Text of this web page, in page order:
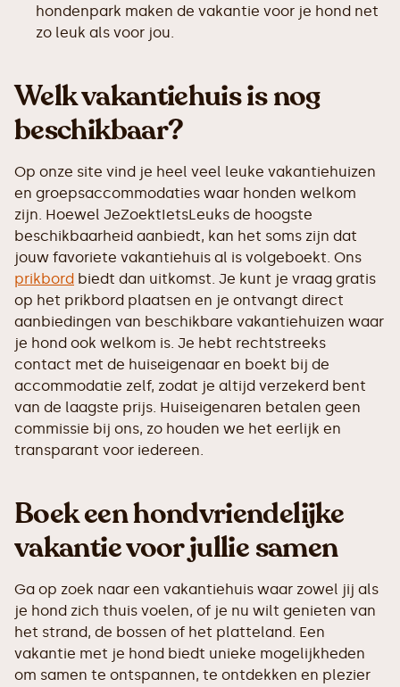
hondenpark maken de vakantie voor je hond net
zo leuk als voor jou.
Welk vakantiehuis is nog
beschikbaar?
Op onze site vind je heel veel leuke vakantiehuizen
en groepsaccommodaties waar honden welkom
zijn. Hoewel JeZoektIetsLeuks de hoogste
beschikbaarheid aanbiedt, kan het soms zijn dat
jouw favoriete vakantiehuis al is volgeboekt. Ons
prikbord biedt dan uitkomst. Je kunt je vraag gratis
op het prikbord plaatsen en je ontvangt direct
aanbiedingen van beschikbare vakantiehuizen waar
je hond ook welkom is. Je hebt rechtstreeks
contact met de huiseigenaar en boekt bij de
accommodatie zelf, zodat je altijd verzekerd bent
van de laagste prijs. Huiseigenaren betalen geen
commissie bij ons, zo houden we het eerlijk en
transparant voor iedereen.
Boek een hondvriendelijke
vakantie voor jullie samen
Ga op zoek naar een vakantiehuis waar zowel jij als
je hond zich thuis voelen, of je nu wilt genieten van
het strand, de bossen of het platteland. Een
vakantie met je hond biedt unieke mogelijkheden
om samen te ontspannen, te ontdekken en plezier